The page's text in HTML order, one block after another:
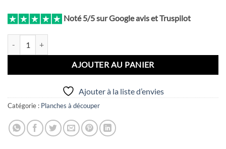
Noté 5/5 sur Google avis et Truspilot
AJOUTER AU PANIER
Ajouter à la liste d’envies
Catégorie : Planches à découper